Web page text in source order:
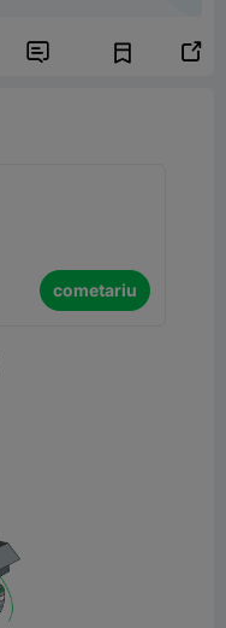
 
cometariu